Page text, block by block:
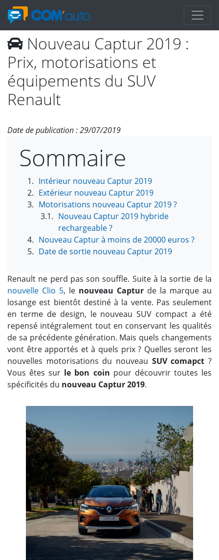
Nouveau Captur 2019 :
Prix, motorisations et
équipements du SUV
Renault
Date de publication : 29/07/2019
Sommaire
Intérieur nouveau Captur 2019
Extérieur nouveau Captur 2019
Motorisations nouveau Captur 2019 ?
Nouveau Captur 2019 hybride
rechargeable ?
Nouveau Captur à moins de 20000 euros ?
Date de sortie nouveau Captur 2019
Renault ne perd pas son souffle. Suite à la sortie de la
nouvelle Clio 5, le nouveau Captur de la marque au
losange est bientôt destiné à la vente. Pas seulement
en terme de design, le nouveau SUV compact a été
repensé intégralement tout en conservant les qualités
de sa précédente génération. Mais quels changements
vont être apportés et à quels prix ? Quelles seront les
nouvelles motorisations du nouveau SUV comapct ?
Vous êtes sur le bon coin pour découvrir toutes les
spécificités du nouveau Captur 2019.